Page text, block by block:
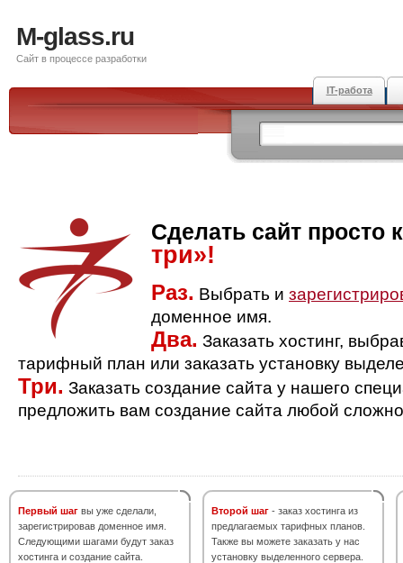
M-glass.ru
Сайт в процессе разработки
IT-работа
Сделать сайт просто
три»!
Раз. Выбрать и
доменное имя.
Два. Заказать хостинг,
тарифный план или заказать установку
Три. Заказать создание сайта у нашего
предложить вам создание сайта любой
Первый шаг вы уже сделали,
зарегистрировав доменное имя.
Следующими шагами будут заказ
хостинга и создание сайта.
Второй шаг - заказ хостинга из
предлагаемых тарифных планов.
Также вы можете заказать у нас
установку выделенного сервера.